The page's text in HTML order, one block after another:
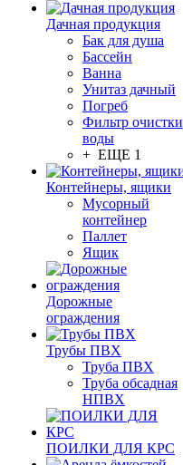
Дачная продукция
Бак для душа
Бассейн
Ванна
Унитаз дачный
Погреб
Фильтр очистки
воды
+ ЕЩЕ 1
Контейнеры, ящики
Мусорный
контейнер
Паллет
Ящик
Дорожные
ограждения
Трубы ПВХ
Труба ПВХ
Труба обсадная
НПВХ
ПОИЛКИ ДЛЯ КРС